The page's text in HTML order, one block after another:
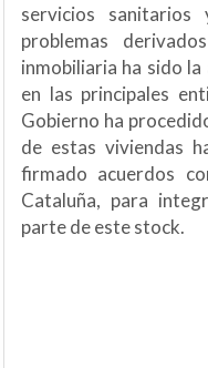
servicios
problemas
inmobiliaria ha sido
en las principales
Gobierno ha
de estas viviendas
firmado acuerdos
Cataluña, para
parte de este stock.